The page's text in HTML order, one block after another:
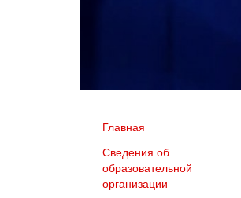
Главная
Сведения об
образовательной
организации